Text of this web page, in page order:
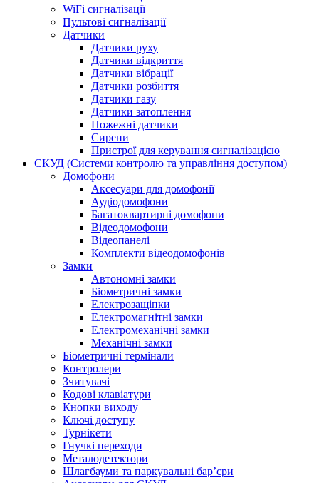
WiFi сигналізації
Пультові сигналізації
Датчики
Датчики руху
Датчики відкриття
Датчики вібрації
Датчики розбиття
Датчики газу
Датчики затоплення
Пожежні датчики
Сирени
Пристрої для керування сигналізацією
СКУД (Системи контролю та управління доступом)
Домофони
Аксесуари для домофонії
Аудіодомофони
Багатоквартирні домофони
Відеодомофони
Відеопанелі
Комплекти відеодомофонів
Замки
Автономні замки
Біометричні замки
Електрозащіпки
Електромагнітні замки
Електромеханічні замки
Механічні замки
Біометричні термінали
Контролери
Зчитувачі
Кодові клавіатури
Кнопки виходу
Ключі доступу
Турнікети
Гнучкі переходи
Металодетектори
Шлагбауми та паркувальні бар’єри